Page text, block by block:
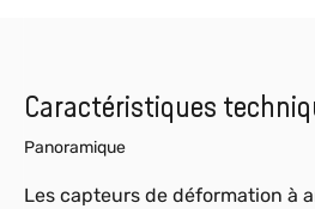
Caractéristiques
Panoramique
Les capteurs de déformation à